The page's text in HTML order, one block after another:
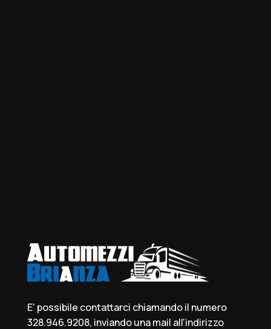
E' possibile contattarci chiamando il numero
328.946.9208, inviando una mail all'indirizzo